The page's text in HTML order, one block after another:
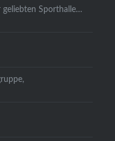
geliebten Sporthalle…